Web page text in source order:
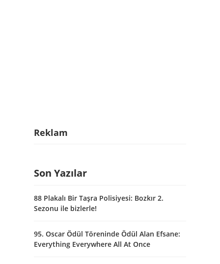
Reklam
Son Yazılar
88 Plakalı Bir Taşra Polisiyesi: Bozkır 2.
Sezonu ile bizlerle!
95. Oscar Ödül Töreninde Ödül Alan Efsane:
Everything Everywhere All At Once